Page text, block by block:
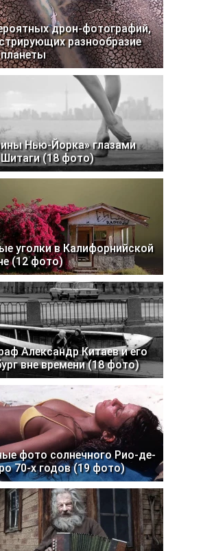
дрон-фотографий,
разнообразие
Нью-Йорка» глазами
(18 фото)
уголки в Калифорнийской
(12 фото)
Александр Китаев и его
вне времени (18 фото)
фото солнечного Рио-де-
70-х годов (19 фото)